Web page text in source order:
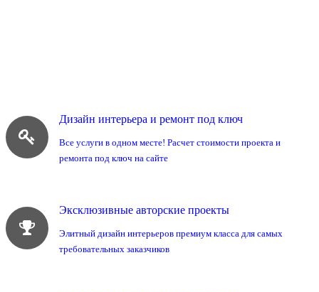
Дизайн интерьера и ремонт под ключ
Все услуги в одном месте! Расчет стоимости проекта и
ремонта под ключ на сайте
Эксклюзивные авторские проекты
Элитный дизайн интерьеров премиум класса для самых
требовательных заказчиков